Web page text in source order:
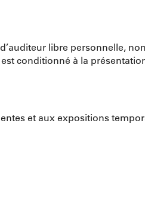
libre personnelle,
conditionné à la
et aux expositions